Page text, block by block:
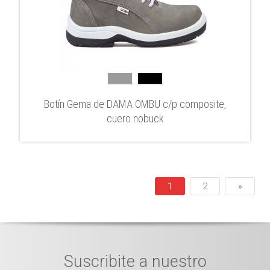
Botín Gema de DAMA OMBU c/p composite,
cuero nobuck
1 2 »
Suscribite a nuestro